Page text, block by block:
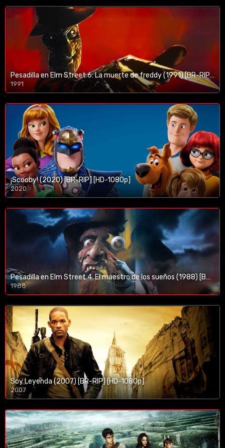
Pesadilla en Elm Street 6: La muerte de freddy (1991) [BR-RIP] [HD-1080p]
1991
¡Scooby! (2020) [BR-RIP] [HD-1080p]
2020
1080p/720p
Pesadilla en Elm Street 4: El maestro de los sueños (1988) [BR-RIP] [HD-1080p]
1988
Soy Leyenda (2007) [BR-RIP] [HD-1080p]
2007
1080p/720p